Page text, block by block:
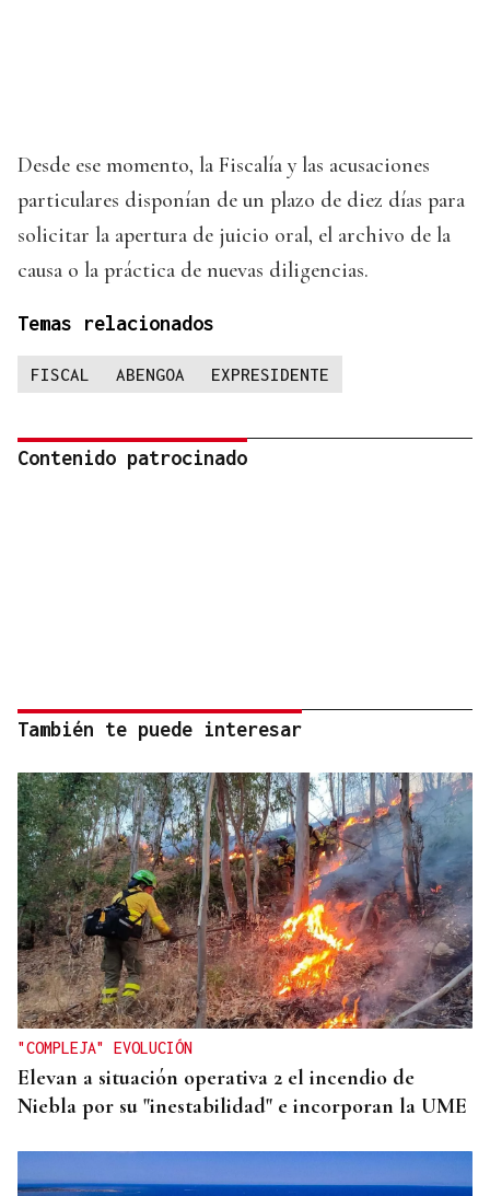
Desde ese momento, la Fiscalía y las acusaciones
particulares disponían de un plazo de diez días para
solicitar la apertura de juicio oral, el archivo de la
causa o la práctica de nuevas diligencias.
Temas relacionados
FISCAL ABENGOA EXPRESIDENTE
Contenido patrocinado
También te puede interesar
"COMPLEJA" EVOLUCIÓN
Elevan a situación operativa 2 el incendio de
Niebla por su "inestabilidad" e incorporan la UME